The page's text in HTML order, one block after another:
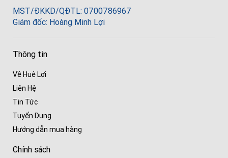
MST/ĐKKD/QĐTL: 0700786967
Giám đốc: Hoàng Minh Lợi
Thông tin
Về Huê Lợi
Liên Hệ
Tin Tức
Tuyển Dụng
Hướng dẫn mua hàng
Chính sách